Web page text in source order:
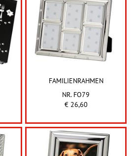
FAMILIENRAHMEN
NR. FO79
€ 26,60